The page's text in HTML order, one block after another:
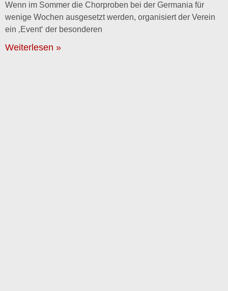
Wenn im Sommer die Chorproben bei der Germania für
wenige Wochen ausgesetzt werden, organisiert der Verein
ein ‚Event‘ der besonderen
Weiterlesen »